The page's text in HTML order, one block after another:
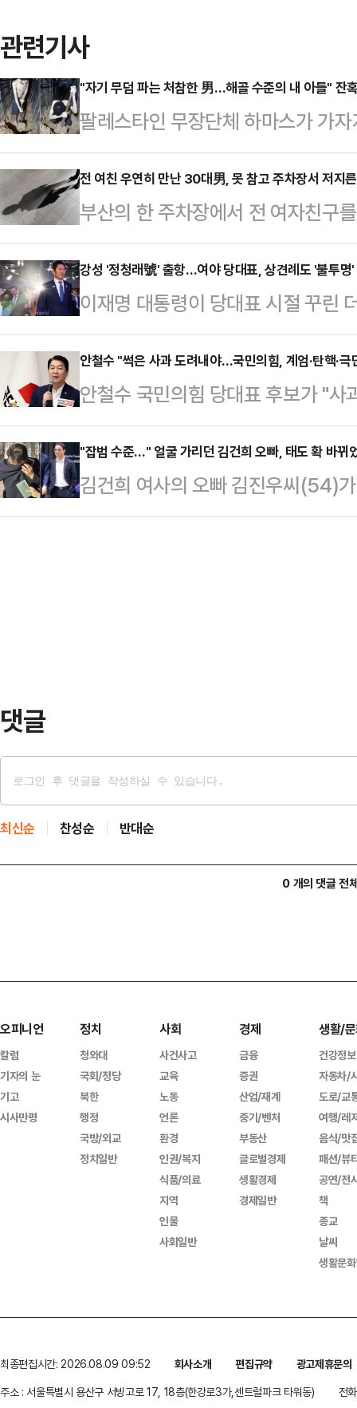
관련기사
"자기 무덤 파는 처참한 男…해골 수준의 내 아들" 잔
팔레스타인 무장단체 하마스가 가
한 모습을 연이어 공개하고 있다.
있다"고 말한다.2일(현지시간) 타
속 인질은 2023년 10월7일 하마스
된 에비아타르 다비드(24)이다.다
가자지구 한 지하터널에서 삽질을
시"라며 "오늘은 뭘 먹을 수 있을지
었고 …
전 여친 우연히 만난 30대男, 못 참고 주차장서 저지
부산의 한 주차장에서 전 여자친구
받고 있다.2일 부산 해운대경찰서
속 입건해 조사하고 있다고 밝혔다
물 주차장에서 전 여자친구였던 20
전치 6주의 상처를 입힌 것으로 전
단을 받는 것으로 알려졌다.경찰에
다가 당일 우연히 마주쳐 실랑이를
행을 한…
강성 '정청래號' 출항…여야 당대표, 상견례도 '불투
이재명 대통령이 당대표 시절 꾸린
'개혁 당대표'를 표방한 정청래 의
의힘을 향해 공세를 가해온 그가 첫
은 여야의 개념이 아니다"라고 못
다.정청래 신임 당대표는 4일 첫 공
(故) 김대중 전 대통령 묘역 참배를
상호 대통령실 정무수석을 접견한
재로썬 낮다는 게 …
안철수 "썩은 사과 도려내야…국민의힘, 계엄·탄핵·극
안철수 국민의힘 당대표 후보가 "
는 버려야 한다"며 "우리가 소생할
라고 강조했다.안철수 후보는 3일
대회 후보자 비전대회에서 "혹자는
런가"라고 물으며 이같이 밝혔다.
"잡범 수준…" 얼굴 가리던 김건희 오빠, 태도 확 바뀌
김건희 여사의 오빠 김진우씨(54)
선글라스를 착용하고 양손을 바지
댓글
최신순 찬성순 반대순
0 개의 댓글 전
오피니언
칼럼
기자의 눈
기고
시사만평
정치
청와대
국회/정당
북한
행정
국방/외교
정치일반
사회
사건사고
교육
노동
언론
환경
인권/복지
식품/의료
지역
인물
사회일반
경제
금융
증권
산업/재계
중기/벤처
부동산
글로벌경제
생활경제
경제일반
생활/
건강정보
자동차/
도로/교
여행/레
음식/맛
패션/뷰
공연/전
책
종교
날씨
생활문
최종편집시간: 2026.08.09 09:52 회사소개 편집규약
광고제휴문의
주소 : 서울특별시 용산구 서빙고로 17, 18층(한강로3가,센트럴파크 타워동)
전